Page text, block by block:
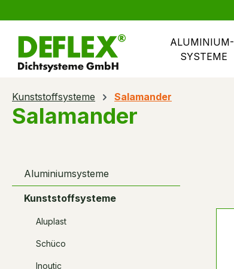
ALUMINIUM-
SYSTEME
Kunststoffsysteme Salamander
Salamander
Aluminiumsysteme
Kunststoffsysteme
Aluplast
Schüco
Inoutic